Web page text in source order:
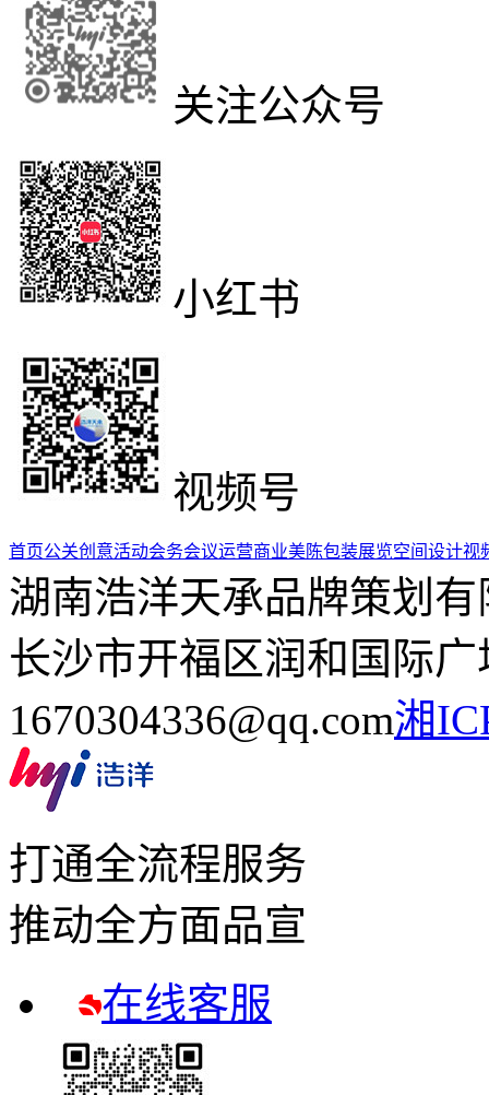
关注公众号
小红书
视频号
首页公关创意活动会务会议运营商业美陈包装展览空间设计视
湖南浩洋天承品牌策划
长沙市开福区润和国际广
1670304336@qq.com湘
打通全流程服务
推动全方面品宣
在线客服